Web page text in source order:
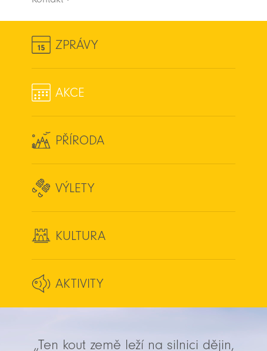
ZPRÁVY
AKCE
PŘÍRODA
VÝLETY
KULTURA
AKTIVITY
„Ten kout země leží na silnici dějin,